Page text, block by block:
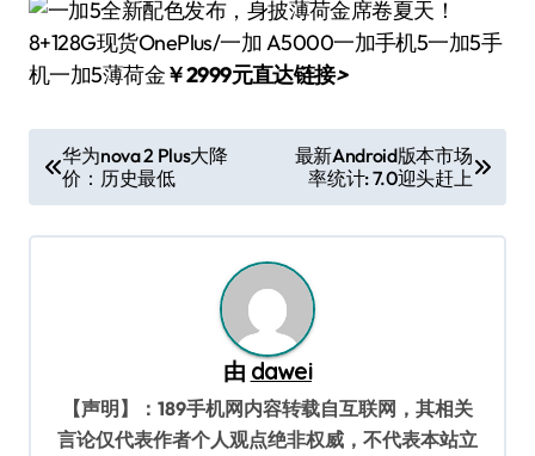
8+128G现货OnePlus/一加 A5000一加手机5一加5手
机一加5薄荷金￥2999元直达链接>
章
导
华为nova 2 Plus大降
价：历史最低
最新Android版本市场
率统计: 7.0迎头赶上
由 dawei
【声明】：189手机网内容转载自互联网，其相关
言论仅代表作者个人观点绝非权威，不代表本站立